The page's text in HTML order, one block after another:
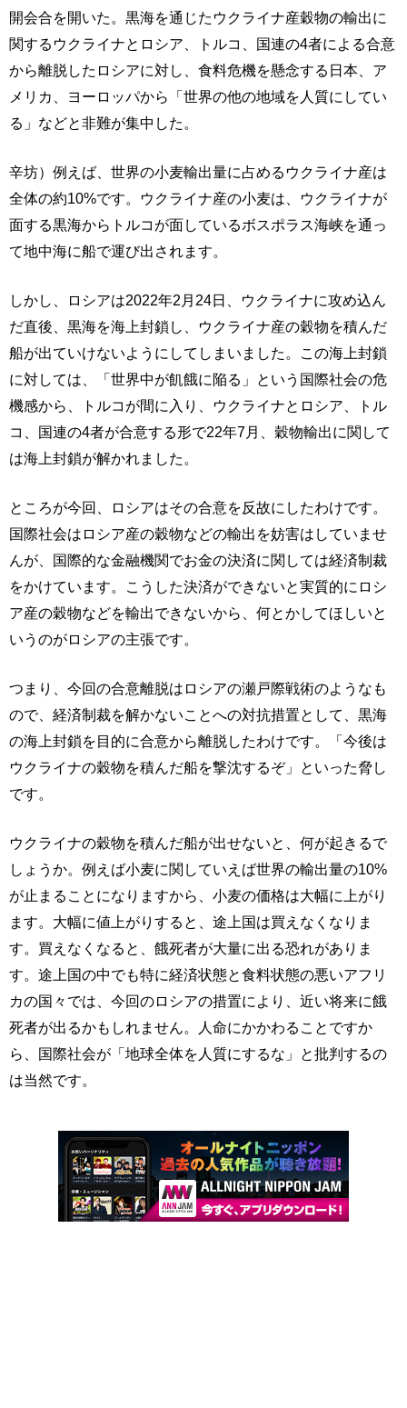
開会合を開いた。黒海を通じたウクライナ産穀物の輸出に
関するウクライナとロシア、トルコ、国連の4者による合意
から離脱したロシアに対し、食料危機を懸念する日本、ア
メリカ、ヨーロッパから「世界の他の地域を人質にしてい
る」などと非難が集中した。
辛坊）例えば、世界の小麦輸出量に占めるウクライナ産は
全体の約10%です。ウクライナ産の小麦は、ウクライナが
面する黒海からトルコが面しているボスポラス海峡を通っ
て地中海に船で運び出されます。
しかし、ロシアは2022年2月24日、ウクライナに攻め込ん
だ直後、黒海を海上封鎖し、ウクライナ産の穀物を積んだ
船が出ていけないようにしてしまいました。この海上封鎖
に対しては、「世界中が飢餓に陥る」という国際社会の危
機感から、トルコが間に入り、ウクライナとロシア、トル
コ、国連の4者が合意する形で22年7月、穀物輸出に関して
は海上封鎖が解かれました。
ところが今回、ロシアはその合意を反故にしたわけです。
国際社会はロシア産の穀物などの輸出を妨害はしていませ
んが、国際的な金融機関でお金の決済に関しては経済制裁
をかけています。こうした決済ができないと実質的にロシ
ア産の穀物などを輸出できないから、何とかしてほしいと
いうのがロシアの主張です。
つまり、今回の合意離脱はロシアの瀬戸際戦術のようなも
ので、経済制裁を解かないことへの対抗措置として、黒海
の海上封鎖を目的に合意から離脱したわけです。「今後は
ウクライナの穀物を積んだ船を撃沈するぞ」といった脅し
です。
ウクライナの穀物を積んだ船が出せないと、何が起きるで
しょうか。例えば小麦に関していえば世界の輸出量の10%
が止まることになりますから、小麦の価格は大幅に上がり
ます。大幅に値上がりすると、途上国は買えなくなりま
す。買えなくなると、餓死者が大量に出る恐れがありま
す。途上国の中でも特に経済状態と食料状態の悪いアフリ
カの国々では、今回のロシアの措置により、近い将来に餓
死者が出るかもしれません。人命にかかわることですか
ら、国際社会が「地球全体を人質にするな」と批判するの
は当然です。